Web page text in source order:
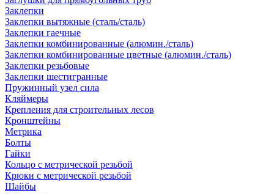
Заклепки
Заклепки вытяжные (сталь/сталь)
Заклепки гаечные
Заклепки комбинированные (алюмин./сталь)
Заклепки комбинированные цветные (алюмин./сталь)
Заклепки резьбовые
Заклепки шестигранные
Пружинный узел сила
Кляймеры
Крепления для строительных лесов
Кронштейны
Метрика
Болты
Гайки
Кольцо с метрической резьбой
Крюки с метрической резьбой
Шайбы